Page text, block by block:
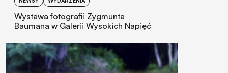
Wystawa fotografii Zygmunta
Baumana w Galerii Wysokich Napięć